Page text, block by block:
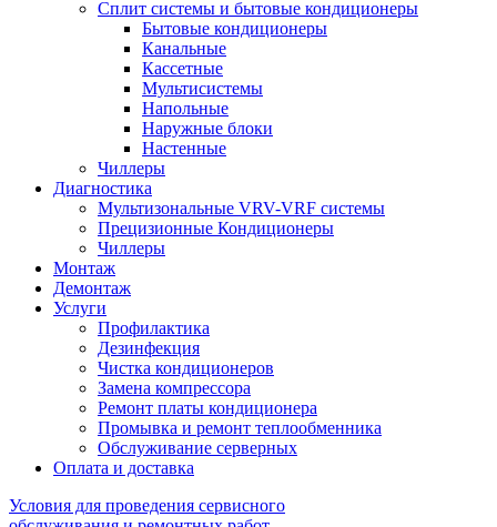
Сплит системы и бытовые кондиционеры
Бытовые кондиционеры
Канальные
Кассетные
Мультисистемы
Напольные
Наружные блоки
Настенные
Чиллеры
Диагностика
Мультизональные VRV-VRF системы
Прецизионные Кондиционеры
Чиллеры
Монтаж
Демонтаж
Услуги
Профилактика
Дезинфекция
Чистка кондиционеров
Замена компрессора
Ремонт платы кондиционера
Промывка и ремонт теплообменника
Обслуживание серверных
Оплата и доставка
Условия для проведения сервисного